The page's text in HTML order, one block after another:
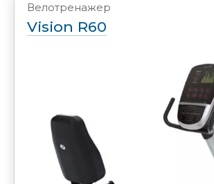
Велотренажер
Vision R60